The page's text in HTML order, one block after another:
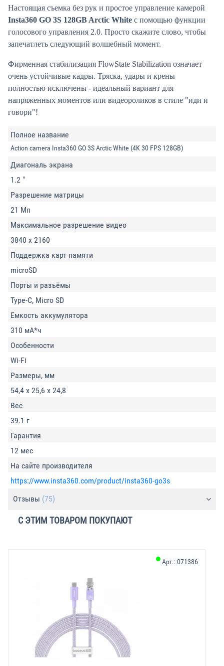
Настоящая съемка без рук и простое управление камерой
Insta360 GO 3S 128GB Arctic White с помощью функции
голосового управления 2.0. Просто скажите слово, чтобы
запечатлеть следующий волшебный момент.
Фирменная стабилизация FlowState Stabilization означает
очень устойчивые кадры. Тряска, удары и крены
полностью исключены - идеальный вариант для
напряженных моментов или видеороликов в стиле "иди и
говори"!
Полное название
Action camera Insta360 GO 3S Arctic White (4K 30 FPS 128GB)
Диагональ экрана
1.2 "
Разрешение матрицы
21 Мп
Максимальное разрешение видео
3840 x 2160
Поддержка карт памяти
microSD
Порты и разъёмы
Type-C, Micro SD
Емкость аккумулятора
310 мА*ч
Особенности
Wi-Fi
Размеры, мм
54,4 х 25,6 х 24,8
Вес
39.1 г
Гарантия
12 мес
На сайте производителя
https://www.insta360.com/product/insta360-go3s
Отзывы (75)
С ЭТИМ ТОВАРОМ ПОКУПАЮТ
Арт.:071386